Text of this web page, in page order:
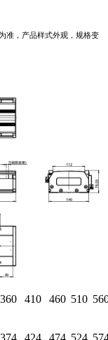
准，产品样式外观，规格变
360 410 460 510
374 424 474 524